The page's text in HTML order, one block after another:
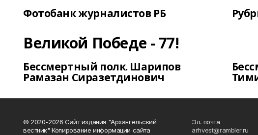
Фотобанк журналистов РБ
Великой Победе - 77!
Бессмертный полк. Шарипов
Рамазан Сиразетдинович
© 2020-2026 Сайт издания "Архангельский
вестник" Копирование информации сайта
Эл. почта
arhvest@rambler.ru